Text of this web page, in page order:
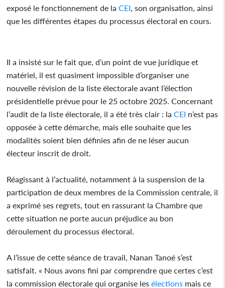
exposé le fonctionnement de laCEI , son organisation, ainsi
que les différentes étapes du processus électoral en cours.
Il a insisté sur le fait que, d’un point de vue juridique et
matériel, il est quasiment impossible d’organiser une
nouvelle révision de la liste électorale avant l’élection
présidentielle prévue pour le 25 octobre 2025. Concernant
l’audit de la liste électorale, il a été très clair : laCEI n’est pas
opposée à cette démarche, mais elle souhaite que les
modalités soient bien définies afin de ne léser aucun
électeur inscrit de droit.
Réagissant à l’actualité, notamment à la suspension de la
participation de deux membres de la Commission centrale, il
a exprimé ses regrets, tout en rassurant la Chambre que
cette situation ne porte aucun préjudice au bon
déroulement du processus électoral.
A l’issue de cette séance de travail, Nanan Tanoé s’est
satisfait. « Nous avons fini par comprendre que certes c’est
la commission électorale qui organise lesélections mais ce